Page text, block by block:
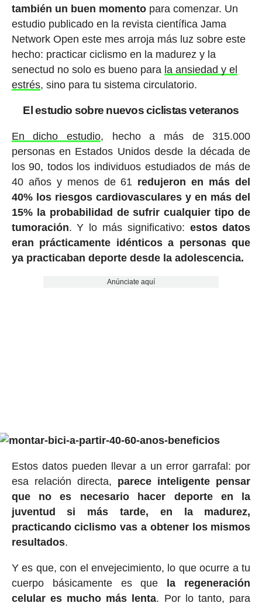
también un buen momentopara comenzar. Un
estudio publicado en la revista científica Jama
Network Open este mes arroja más luz sobre este
hecho: practicar ciclismo en la madurez y la
senectud no solo es bueno para la ansiedad y el
estrés, sino para tu sistema circulatorio.
El estudio sobre nuevos ciclistas veteranos
En dicho estudio, hecho a más de 315.000
personas en Estados Unidos desde la década de
los 90, todos los individuos estudiados de más de
40 años y menos de 61 redujeron en más del
40% los riesgos cardiovasculares y en más del
15% la probabilidad de sufrir cualquier tipo de
tumoración. Y lo más significativo: estos datos
eran prácticamente idénticos a personas que
ya practicaban deporte desde la adolescencia.
Anúnciate aquí
Estos datos pueden llevar a un error garrafal: por
esa relación directa, parece inteligente pensar
que no es necesario hacer deporte en la
juventud si más tarde, en la madurez,
practicando ciclismo vas a obtener los mismos
resultados.
Y es que, con el envejecimiento, lo que ocurre a tu
cuerpo básicamente es que la regeneración
celular es mucho más lenta. Por lo tanto, para